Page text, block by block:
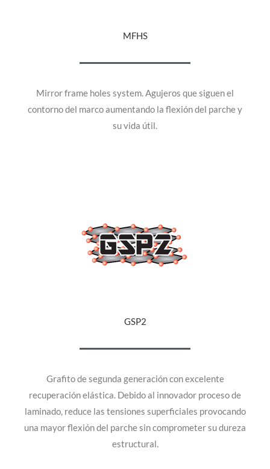
MFHS
Mirror frame holes system. Agujeros que siguen el
contorno del marco aumentando la flexión del parche y
su vida útil.
GSP2
Grafito de segunda generación con excelente
recuperación elástica. Debido al innovador proceso de
laminado, reduce las tensiones superficiales provocando
una mayor flexión del parche sin comprometer su dureza
estructural.